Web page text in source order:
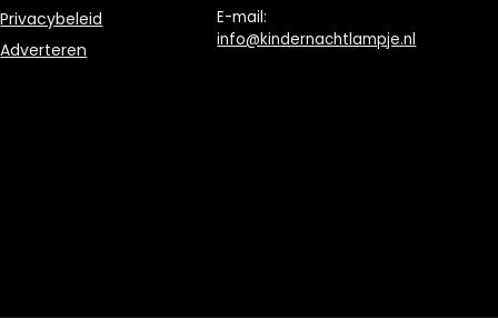
Privacybeleid
Adverteren
E-mail:
info@kindernachtlampje.nl